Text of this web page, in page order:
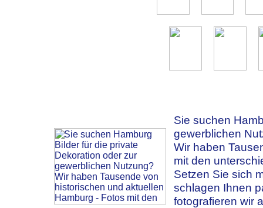
Sie suchen
gewerblichen
Wir haben
mit den
Setzen Sie sich
schlagen Ihnen
fotografieren wir